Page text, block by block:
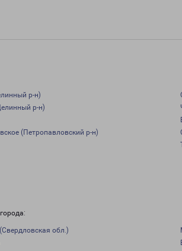
р-н)
р-н)
(Петропавловский р-н)
обл.)